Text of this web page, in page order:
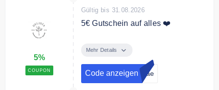
5%
COUPON
Gültig bis 31.08.2026
5€ Gutschein auf alles ❤️
Newsletter an und erhalten Sie
einen 5€ Gutschein auf Ihre
Bestellung.
Mehr Details
Code anzeigen diae